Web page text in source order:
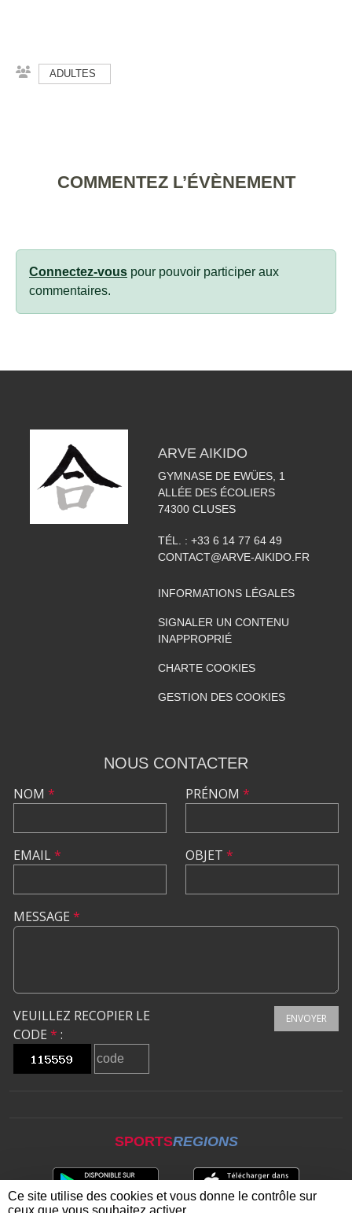
ADULTES
COMMENTEZ L’ÉVÈNEMENT
Connectez-vous pour pouvoir participer aux
commentaires.
ARVE AIKIDO
GYMNASE DE EWÜES, 1
ALLÉE DES ÉCOLIERS
74300 CLUSES
TÉL. : +33 6 14 77 64 49
CONTACT@ARVE-AIKIDO.FR
INFORMATIONS LÉGALES
SIGNALER UN CONTENU
INAPPROPRIÉ
CHARTE COOKIES
GESTION DES COOKIES
NOUS CONTACTER
NOM *
EMAIL*
PRÉNOM *
OBJET *
MESSAGE *
VEUILLEZ RECOPIER LE
CODE * :
ENVOYER
SPORTSREGIONS
Ce site utilise des cookies et vous donne le contrôle sur
ceux que vous souhaitez activer